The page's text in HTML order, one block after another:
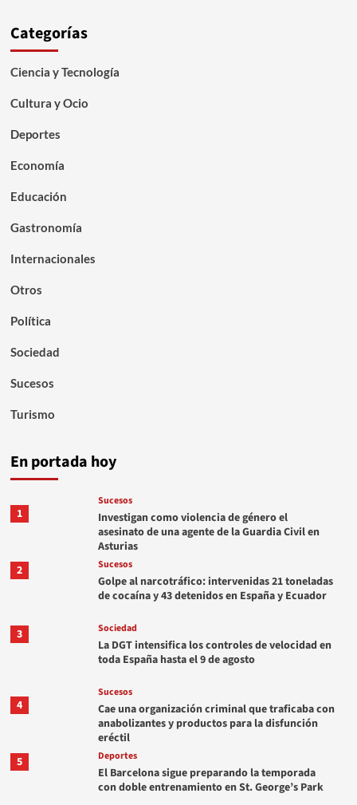
Categorías
Ciencia y Tecnología
Cultura y Ocio
Deportes
Economía
Educación
Gastronomía
Internacionales
Otros
Política
Sociedad
Sucesos
Turismo
En portada hoy
1
Sucesos
Investigan como violencia de género el
asesinato de una agente de la Guardia Civil en
Asturias
2
Sucesos
Golpe al narcotráfico: intervenidas 21 toneladas
de cocaína y 43 detenidos en España y Ecuador
3 Sociedad
La DGT intensifica los controles de velocidad en
toda España hasta el 9 de agosto
4
Sucesos
Cae una organización criminal que traficaba con
anabolizantes y productos para la disfunción
eréctil
5
Deportes
El Barcelona sigue preparando la temporada
con doble entrenamiento en St. George’s Park